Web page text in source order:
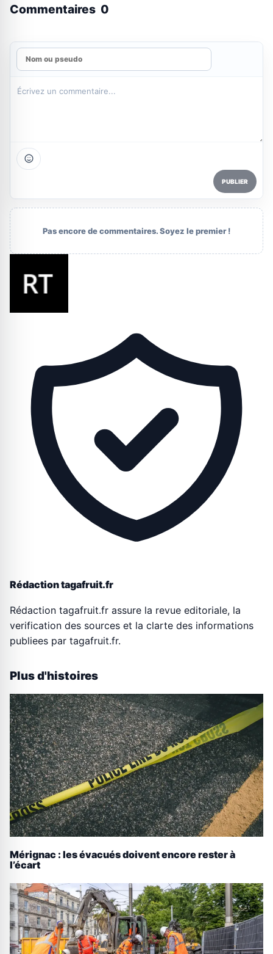
Commentaires 0
PUBLIER
Pas encore de commentaires. Soyez le premier !
Rédaction tagafruit.fr
Rédaction tagafruit.fr assure la revue editoriale, la
verification des sources et la clarte des informations
publiees par tagafruit.fr.
Plus d'histoires
Mérignac : les évacués doivent encore rester à
l’écart